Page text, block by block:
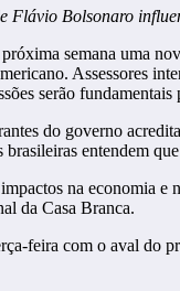
Flávio Bolsonaro
semana uma
Assessores
serão
do governo
entendem
na economia
da Casa Branca.
feira com o aval